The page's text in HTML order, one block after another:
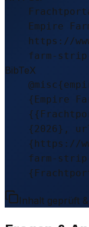
Empire
https://
farm-
BibTeX
{Empire
{2026},
{https://
farm-
Inhalt geprüft